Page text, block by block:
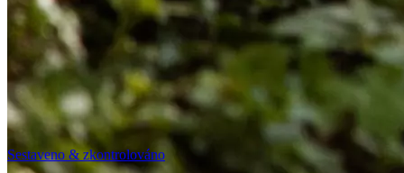
Sestaveno & zkontrolováno